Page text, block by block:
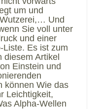
um und
Und
Sie voll unter
und einer
Liste. Es ist zum
diesem Artikel
Einstein und
können Wie das
Leichtigkeit,
Alpha-Wellen